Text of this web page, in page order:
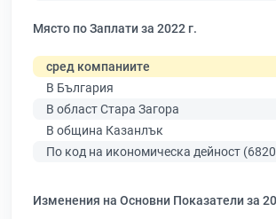
Място по Заплати за 2022 г.
сред компаниите
В България
В област Стара Загора
В община Казанлък
По код на икономическа дейност
Изменения на Основни Показатели за